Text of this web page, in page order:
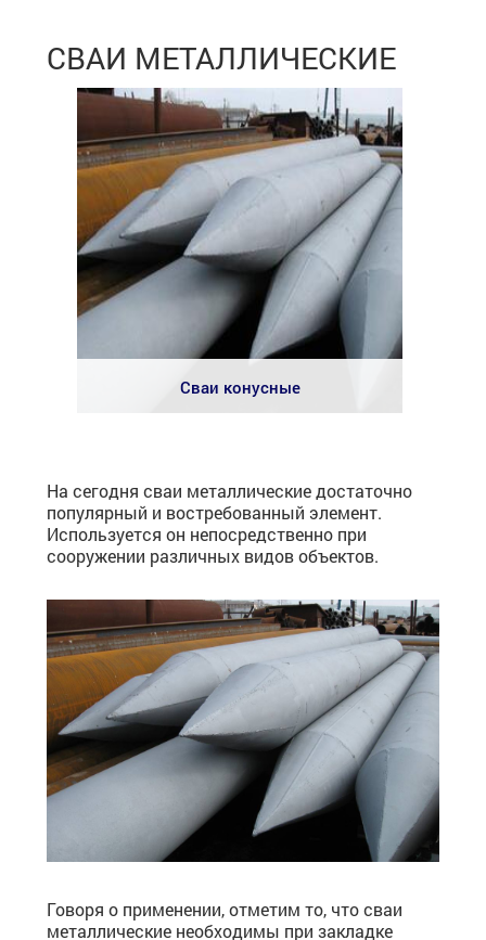
СВАИ МЕТАЛЛИЧЕСКИЕ
Сваи конусные
На сегодня сваи металлические достаточно
популярный и востребованный элемент.
Используется он непосредственно при
сооружении различных видов объектов.
Говоря о применении, отметим то, что сваи
металлические необходимы при закладке